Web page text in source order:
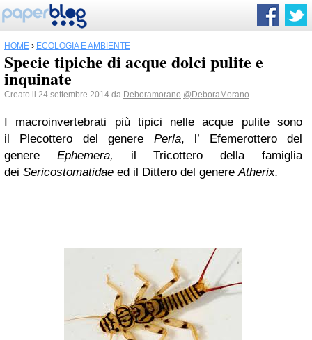
HOME › ECOLOGIA E AMBIENTE
Specie tipiche di acque dolci pulite e
inquinate
Creato il 24 settembre 2014 da Deboramorano @DeboraMorano
I macroinvertebrati più tipici nelle acque pulite sono
il Plecottero del genere Perla, l’ Efemerottero del
genere Ephemera, il Tricottero della famiglia
dei Sericostomatidae ed il Dittero del genereAtherix.